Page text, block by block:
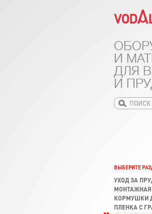
И
ДЛЯ
И
ВЫБЕРИТЕ
УХОД ЗА
МОНТАЖНАЯ
КОРМУШКИ
ПЛЕНКА С